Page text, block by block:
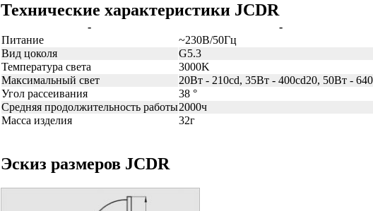
Технические характеристики JCDR
-
-
Питание
~230В/50Гц
Вид цоколя
G5.3
Температура света
3000K
Максимальный свет
20Вт - 210cd, 35Вт - 400cd20, 50Вт -
Угол рассеивания
38 °
Средняя продолжительность работы2000ч
Масса изделия
32г
Эскиз размеров JCDR